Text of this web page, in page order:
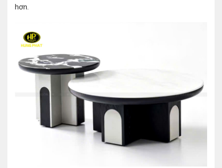
hơn.